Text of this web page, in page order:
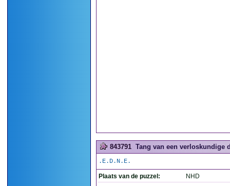
843791 Tang van een verloskundige
.E.D.N.E.
Plaats van de puzzel:
NHD